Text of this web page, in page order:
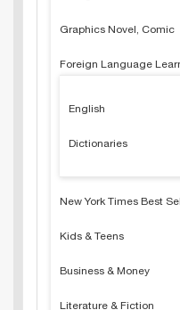
Graphics Novel, Comic
Foreign Language
English
Dictionaries
New York Times Best
Kids & Teens
Business & Money
Literature & Fiction